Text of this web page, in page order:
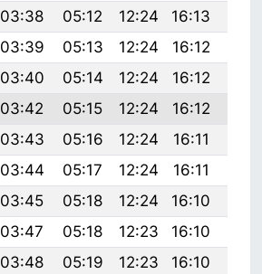
03:38 05:12 12:24 16:13
03:39 05:13 12:24 16:12
03:40 05:14 12:24 16:12
03:42 05:15 12:24 16:12
03:43 05:16 12:24 16:11
03:44 05:17 12:24 16:11
03:45 05:18 12:24 16:10
03:47 05:18 12:23 16:10
03:48 05:19 12:23 16:10